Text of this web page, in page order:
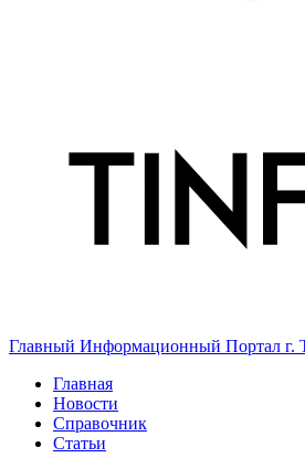
Главный Информационный Портал г.
Главная
Новости
Справочник
Статьи